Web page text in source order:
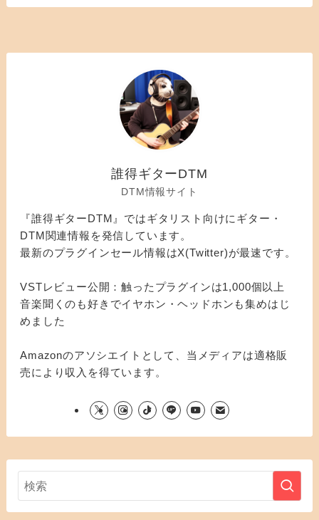
誰得ギターDTM
DTM情報サイト
『誰得ギターDTM』ではギタリスト向けにギター・
DTM関連情報を発信しています。
最新のプラグインセール情報はX(Twitter)が最速です。
VSTレビュー公開：触ったプラグインは1,000個以上
音楽聞くのも好きでイヤホン・ヘッドホンも集めはじ
めました
Amazonのアソシエイトとして、当メディアは適格販
売により収入を得ています。